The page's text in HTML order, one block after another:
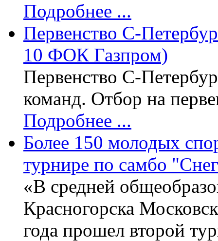
Подробнее ...
Первенство С-
10 ФОК Газпром)
Первенство С-
команд. Отбор на
Подробнее ...
Более 150 молодых
турнире по самбо
«В средней
Красногорска
года прошел второй